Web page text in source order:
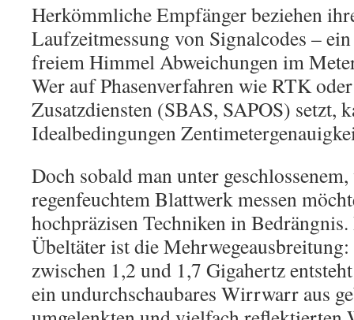
Herkömmliche Empfänger beziehen
Laufzeitmessung von Signalcodes –
freiem Himmel Abweichungen im
Wer auf Phasenverfahren wie RTK
Zusatzdiensten (SBAS, SAPOS) setzt,
Idealbedingungen
Doch sobald man unter
regenfeuchtem Blattwerk messen
hochpräzisen Techniken in
Übeltäter ist die
zwischen 1,2 und 1,7 Gigahertz
ein undurchschaubares Wirrwarr aus